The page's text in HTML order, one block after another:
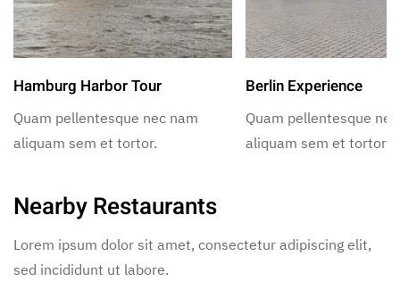
Hamburg Harbor Tour
Quam pellentesque nec nam
aliquam sem et tortor.
Berlin Experience
Quam pellentesque
aliquam sem et tortor.
Nearby Restaurants
Lorem ipsum dolor sit amet, consectetur adipiscing elit,
sed incididunt ut labore.